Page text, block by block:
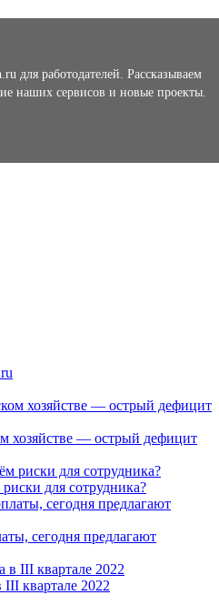
для работодателей. Рассказываем
наших сервисов и новые проекты.
хозяйстве — острый дефицит
для сотрудника?
сегодня предлагают
квартале 2022